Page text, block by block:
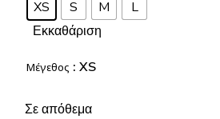
Μέγεθος : XS
XS S M
L
Εκκαθάριση
Σε απόθεμα